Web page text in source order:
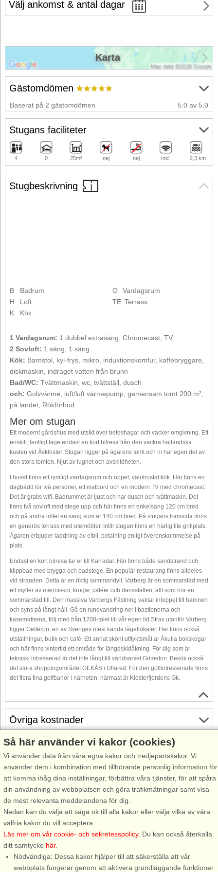
Välj ankomst & antal dagar
Stugbeskrivning
B
Badrum
H
Loft
K
Kök
O
Vardagsrum
TE Terrass
1 Vardagsrum: 1 dubbel extrasäng, Chromecast, TV
2 Sovloft: 1 säng, 1 säng
Kök: Barnstol, kyl-frys, mikro, induktionskomfur, kaffebryggare,
diskmaskin, indraget vatten från brunn
Bad/WC: Tvättmaskin, wc, tvättställ, dusch
och: Golvvärme, luft/luft värmepump, gemensam tomt 200 m²,
på landet, Rökförbud
Mer om stugan
Ett modernt gårdshus med utsikt över beteshagar och vacker omgivning. Ett
enskilt, lantligt läge endast en kort bilresa från den vackra halländska
kusten vid Åskloster. Stugan ligger på ägarens tomt och ni har egen del av
den stora tomten. Njut av lugnet och avskildheten.
I huset finns ett rymligt vardagsrum och öppet, välutrustat kök. Här finns en
dagbädd för två personer, ett matbord och en modern TV med chromecast.
Det är gratis wifi. Badrummet är ljust och har dusch och tvättmaskin. Det
finns två sovloft med stege upp och här finns en enkelsäng 120 cm bred
och på andra loftet en säng som är 140 cm bred. På stugans framsida finns
en generös terrass med utemöbler. Intill stugan finns en härlig lite grillplats.
Ägaren erbjuder laddning av elbil, betalning enligt överenskommelse på
plats.
Endast en kort bilresa tar er till Kärradal. Här finns både sandstrand och
klippbad med brygga och badstege. En populär restaurang finns alldeles
vid stranden. Detta är en riktig sommaridyll. Varberg är en sommarstad med
ett myller av människor, krogar, caféer och dansställen, allt som hör en
sommarstad till. Den massiva Varbergs Fästning vaktar inloppet till hamnen
och syns på långt håll. Gå en rundvandring ner i bastionerna och
kasematterna, följ med från 1200-talet till vår egen tid.Strax utanför Varberg
ligger Getterön, en av Sveriges mest kända fågellokaler. Här finns också
utställningar, butik och café. Ett annat skönt utflyktsmål är Åkulla bokskogar
och här finns vintertid ett område för längdskidåkning. För dig som är
tekniskt intresserad är det inte långt till världsarvet Grimeton. Besök också
det stora shoppingområdet GEKÅS i Ullared. För den golfintresserade finns
det flera fina golfbanor i närheten, närmast är Klosterfjordens Gk.
Om området
Info och öppettider
Gästomdömen
Baserat på 2 gästomdömen 5.0 av 5.0
Stugans faciliteter
4 0 25m² nej nej Inkl. 2,3 km
Övriga kostnader
Gratis avbokning
Gratis avbokning fram till 35 dagar före ankomst. Gäller för
ankomster under perioden 18/7-2026 till 31/12-2027
Se villkor här
Karta
Topp-attraktioner i området
Så här använder vi kakor (cookies)
Vi använder data från våra egna kakor och tredjepartskakor. Vi
använder dem i kombination med tillhörande personlig information för
att komma ihåg dina inställningar, förbättra våra tjänster, för att spåra
din användning av webbplatsen och göra trafikmätningar samt visa
de mest relevanta meddelandena för dig.
Nedan kan du välja att säga ok till alla kakor eller välja vilka av våra
valfria kakor du vill acceptera.
Läs mer om vår cookie- och sekretesspolicy. Du kan också återkalla
ditt samtycke här.
Nödvändiga: Dessa kakor hjälper till att säkerställa att vår
webbplats fungerar genom att aktivera grundläggande funktioner